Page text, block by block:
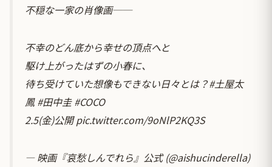
不穏な一家の肖像画──
不幸のどん底から幸せの頂点へと
駆け上がったはずの小春に、
待ち受けていた想像もできない日々とは？#土屋太
鳳 #田中圭 #COCO
2.5(金)公開pic.twitter.com/9oNlP2KQ3S
— 映画『哀愁しんでれら』公式 (@aishucinderella)